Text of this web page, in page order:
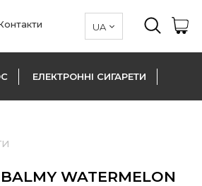
ЕЛЕКТРОННІ СИГАРЕТИ
WATERMELON